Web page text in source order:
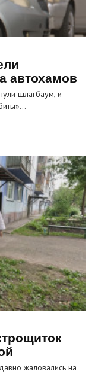
автохамов
шлагбаум, и
жаловались на